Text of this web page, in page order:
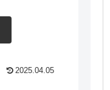
2025.04.05